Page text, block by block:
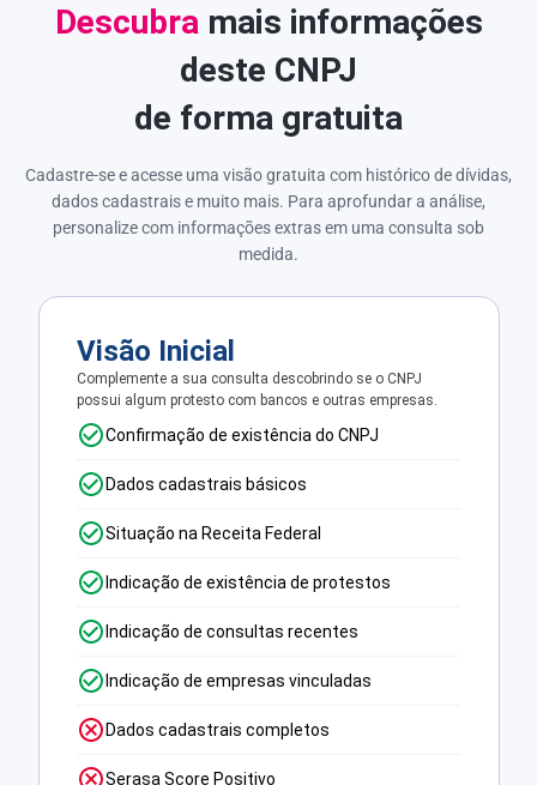
Descubra mais informações
deste CNPJ
de forma gratuita
Cadastre-se e acesse uma visão gratuita com histórico de dívidas,
dados cadastrais e muito mais. Para aprofundar a análise,
personalize com informações extras em uma consulta sob
medida.
Visão Inicial
Complemente a sua consulta descobrindo se o CNPJ
possui algum protesto com bancos e outras empresas.
Confirmação de existência do CNPJ
Dados cadastrais básicos
Situação na Receita Federal
Indicação de existência de protestos
Indicação de consultas recentes
Indicação de empresas vinculadas
Dados cadastrais completos
Serasa Score Positivo